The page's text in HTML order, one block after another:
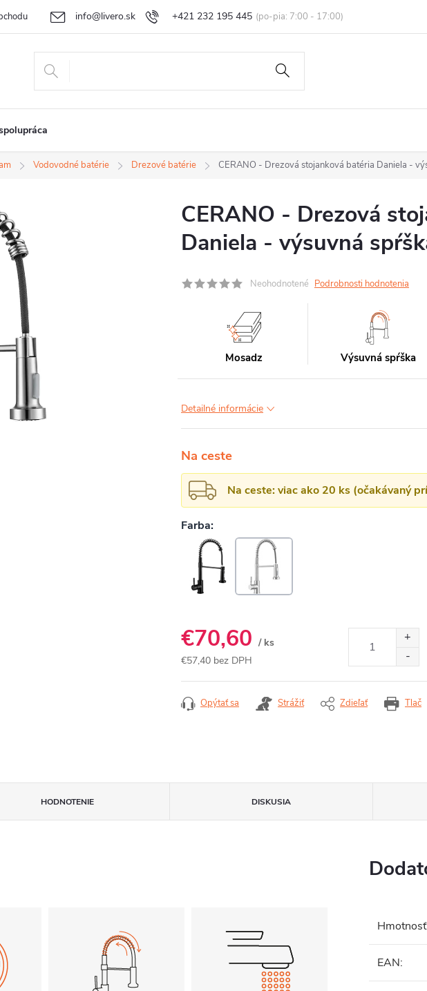
+421 232 195 445
info@livero.sk
Vrátenie tovaru a reklamácia Obchodné podmienky Podmienky ochrany osobných
Vodovodné batérie Drezové batérie CERANO - Drezová stojanková batéria Daniela -
CERANO - Drezová
Daniela - výsuvná
Neohodnotené Podrobnosti hodnotenia
Mosadz Výsuvná spŕška
Detailné informácie
Na ceste
Na ceste: viac ako 20 ks (očakávaný
€70,60 / ks
€57,40 bez DPH
Tlač
Opýtať sa Strážiť Zdieľať
HODNOTENIE DISKUSIA
Hmotnosť
EAN: